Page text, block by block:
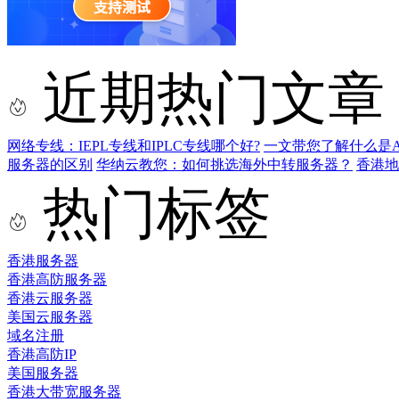
近期热门文章
网络专线：IEPL专线和IPLC专线哪个好? 一文带您了解什么是
服务器的区别 华纳云教您：如何挑选海外中转服务器？ 香港
热门标签
香港服务器
香港高防服务器
香港云服务器
美国云服务器
域名注册
香港高防IP
美国服务器
香港大带宽服务器